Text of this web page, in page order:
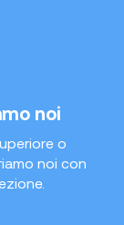
noi
o
noi con